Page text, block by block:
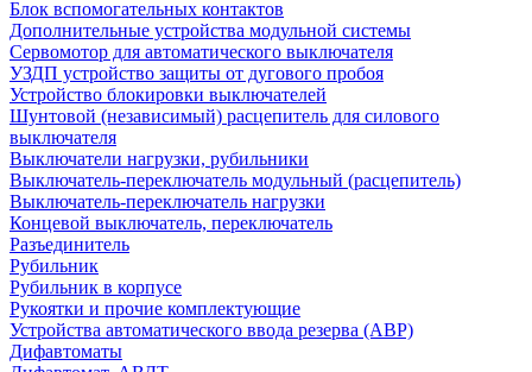
Блок вспомогательных контактов
Дополнительные устройства модульной системы
Сервомотор для автоматического выключателя
УЗДП устройство защиты от дугового пробоя
Устройство блокировки выключателей
Шунтовой (независимый) расцепитель для силового
выключателя
Выключатели нагрузки, рубильники
Выключатель-переключатель модульный (расцепитель)
Выключатель-переключатель нагрузки
Концевой выключатель, переключатель
Разъединитель
Рубильник
Рубильник в корпусе
Рукоятки и прочие комплектующие
Устройства автоматического ввода резерва (АВР)
Дифавтоматы